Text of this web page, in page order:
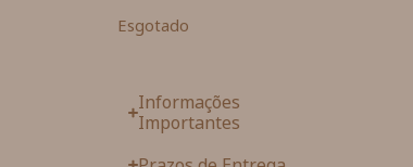
Esgotado
Informações
Importantes